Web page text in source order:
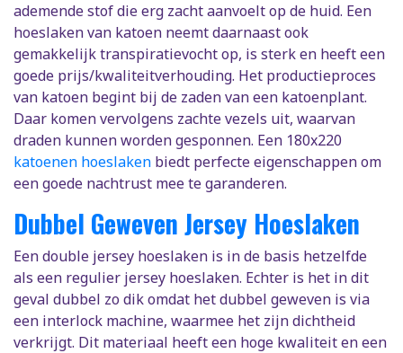
ademende stof die erg zacht aanvoelt op de huid. Een
hoeslaken van katoen neemt daarnaast ook
gemakkelijk transpiratievocht op, is sterk en heeft een
goede prijs/kwaliteitverhouding. Het productieproces
van katoen begint bij de zaden van een katoenplant.
Daar komen vervolgens zachte vezels uit, waarvan
draden kunnen worden gesponnen. Een 180x220
katoenen hoeslaken biedt perfecte eigenschappen om
een goede nachtrust mee te garanderen.
Dubbel Geweven Jersey Hoeslaken
Een double jersey hoeslaken is in de basis hetzelfde
als een regulier jersey hoeslaken. Echter is het in dit
geval dubbel zo dik omdat het dubbel geweven is via
een interlock machine, waarmee het zijn dichtheid
verkrijgt. Dit materiaal heeft een hoge kwaliteit en een